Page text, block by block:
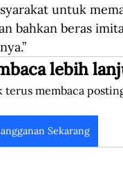
untuk
bahkan beras
lebih
membaca
Sekarang